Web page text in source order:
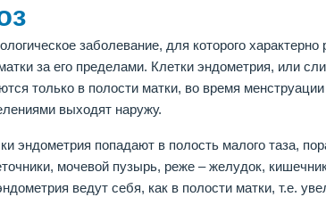
заболевание, для которого характерно
за его пределами. Клетки эндометрия, или
только в полости матки, во время
выходят наружу.
эндометрия попадают в полость малого таза,
мочевой пузырь, реже – желудок,
ведут себя, как в полости матки, т.е.